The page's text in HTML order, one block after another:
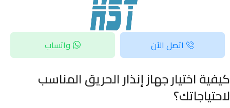
اتصل الآن واتساب
كيفية اختيار جهاز إنذار الحريق المناسب
لاحتياجاتك؟